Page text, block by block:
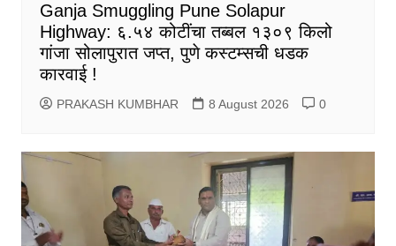
Ganja Smuggling Pune Solapur
Highway: ६.५४ कोटींचा तब्बल १३०९ किलो
गांजा सोलापुरात जप्त, पुणे कस्टम्सची धडक
कारवाई !
PRAKASH KUMBHAR 8 August 2026 0